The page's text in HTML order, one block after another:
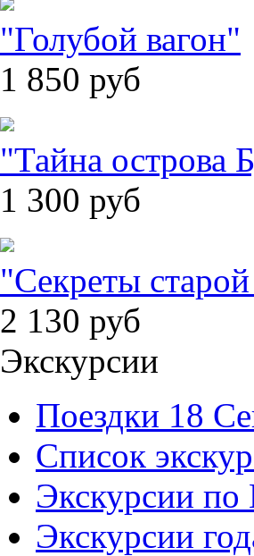
"Голубой вагон"
1 850 руб
"Тайна острова
1 300 руб
"Секреты
2 130 руб
Экскурсии
Поездки 18
Список
Экскурсии по
Экскурсии